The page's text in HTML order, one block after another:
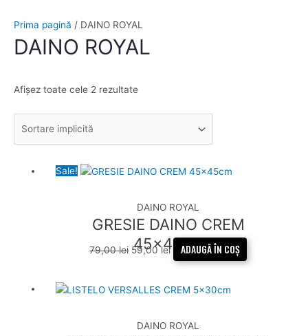
Prima pagină / DAINO ROYAL
DAINO ROYAL
Afișez toate cele 2 rezultate
Sale!
DAINO ROYAL
GRESIE DAINO CREM
45x45cm
79,00lei
Prețul
79,00 lei.
59,00lei
Prețul
ADAUGĂ ÎN COȘ
DAINO ROYAL